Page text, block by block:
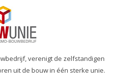
verenigt de zelfstandigen
uit de bouw in één sterke unie.